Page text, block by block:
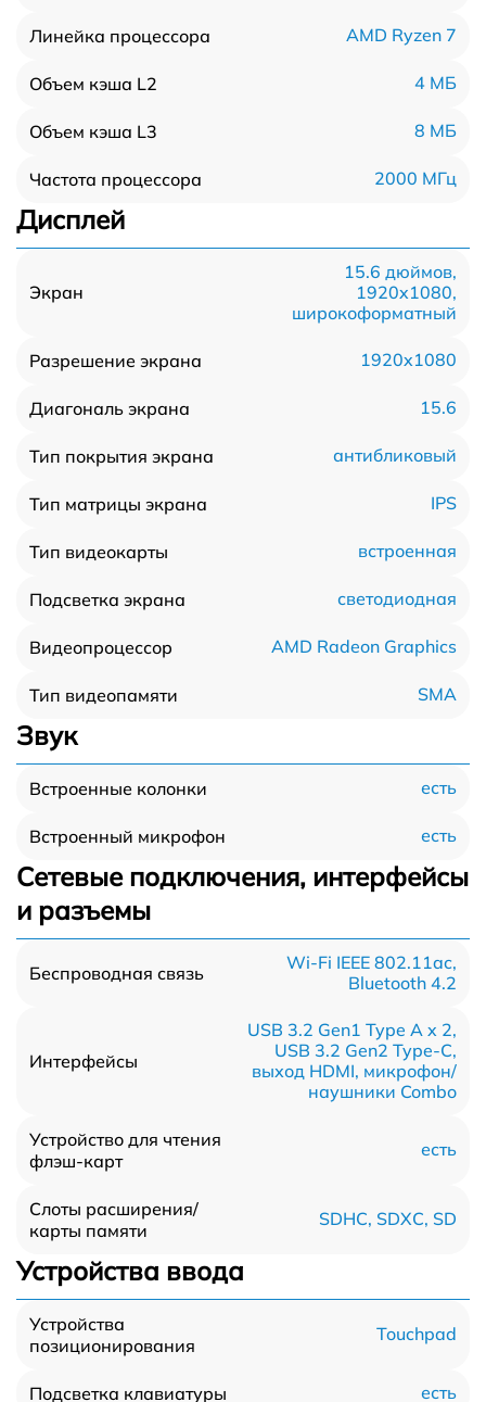
Линейка процессора AMD Ryzen 7
Объем кэша L2 4 МБ
Объем кэша L3 8 МБ
Частота процессора 2000 МГц
Дисплей
Экран
15.6 дюймов,
1920x1080,
широкоформатный
Разрешение экрана 1920x1080
Диагональ экрана 15.6
Тип покрытия экрана антибликовый
Тип матрицы экрана IPS
Тип видеокарты встроенная
Подсветка экрана светодиодная
Видеопроцессор AMD Radeon Graphics
Тип видеопамяти SMA
Звук
Встроенные колонки есть
Встроенный микрофон есть
Сетевые подключения, интерфейсы
и разъемы
Беспроводная связь
Wi-Fi IEEE 802.11ac,
Bluetooth 4.2
Интерфейсы
USB 3.2 Gen1 Type A x 2,
USB 3.2 Gen2 Type-С,
выход HDMI, микрофон/
наушники Combo
Устройство для чтения
флэш-карт
есть
Слоты расширения/
карты памяти
SDHC, SDXC, SD
Устройства ввода
Устройства
позиционирования
Touchpad
Подсветка клавиатуры есть